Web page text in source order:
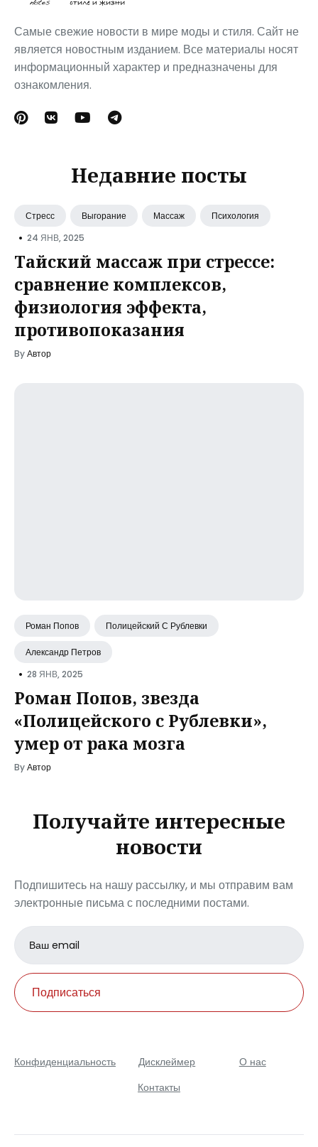
Самые свежие новости в мире моды и стиля. Сайт не
является новостным изданием. Все материалы носят
информационный характер и предназначены для
ознакомления.
Недавние посты
Стресс Выгорание Массаж Психология
• 24 ЯНВ, 2025
Тайский массаж при стрессе:
сравнение комплексов,
физиология эффекта,
противопоказания
ByАвтор
Роман Попов Полицейский С Рублевки
Александр Петров
• 28 ЯНВ, 2025
Роман Попов, звезда
«Полицейского с Рублевки»,
умер от рака мозга
ByАвтор
Получайте интересные
новости
Подпишитесь на нашу рассылку, и мы отправим вам
электронные письма с последними постами.
Email
address
Подписаться
Конфиденциальность Дисклеймер
О нас
Контакты